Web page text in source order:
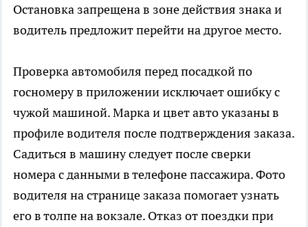
Остановка запрещена в зоне действия знака и
водитель предложит перейти на другое место.
Проверка автомобиля перед посадкой по
госномеру в приложении исключает ошибку с
чужой машиной. Марка и цвет авто указаны в
профиле водителя после подтверждения заказа.
Садиться в машину следует после сверки
номера с данными в телефоне пассажира. Фото
водителя на странице заказа помогает узнать
его в толпе на вокзале. Отказ от поездки при